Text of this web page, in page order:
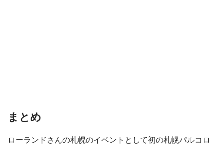
まとめ
ローランドさんの札幌のイベントとして初の札幌パルコロ